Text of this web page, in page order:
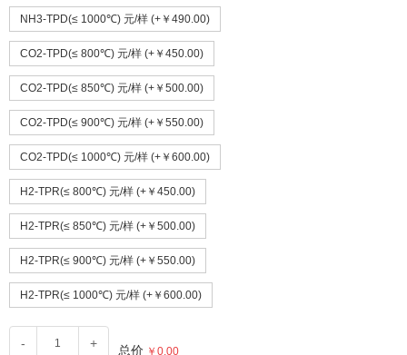
NH3-TPD(≤ 1000℃) 元/样 (+￥490.00)
CO2-TPD(≤ 800℃) 元/样 (+￥450.00)
CO2-TPD(≤ 850℃) 元/样 (+￥500.00)
CO2-TPD(≤ 900℃) 元/样 (+￥550.00)
CO2-TPD(≤ 1000℃) 元/样 (+￥600.00)
H2-TPR(≤ 800℃) 元/样 (+￥450.00)
H2-TPR(≤ 850℃) 元/样 (+￥500.00)
H2-TPR(≤ 900℃) 元/样 (+￥550.00)
H2-TPR(≤ 1000℃) 元/样 (+￥600.00)
- + 总价 ￥0.00